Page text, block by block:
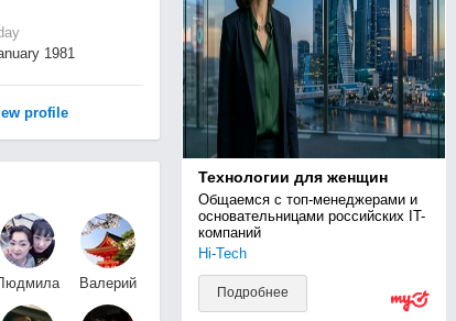
1981
profile
Технологии для женщин
Общаемся с топ-менеджерами и
основательницами российских IT-
компаний
Hi-Tech
Подробнее
Валерий